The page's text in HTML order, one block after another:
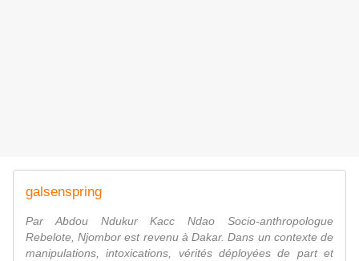
galsenspring
Par Abdou Ndukur Kacc Ndao Socio-anthropologue
Rebelote, Njombor est revenu à Dakar. Dans un contexte de
manipulations, intoxications, vérités déployées de part et